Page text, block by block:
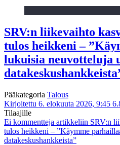
SRV:n liikevaihto
tulos heikkeni –
lukuisia neuvotteluja
Pääkategoria Talous
Kirjoitettu 6. elokuuta 2026, 9:45
Tilaajille
Ei kommentteja artikkeliin SRV:n
tulos heikkeni – ”Käymme
datakeskushankkeista”